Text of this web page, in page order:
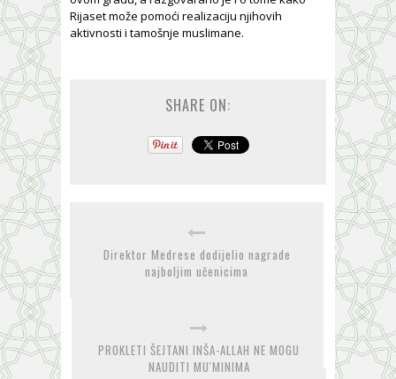
Rijaset može pomoći realizaciju njihovih
aktivnosti i tamošnje muslimane.
SHARE ON:
Direktor Medrese dodijelio nagrade
najboljim učenicima
PROKLETI ŠEJTANI INŠA-ALLAH NE MOGU
NAUDITI MU'MINIMA